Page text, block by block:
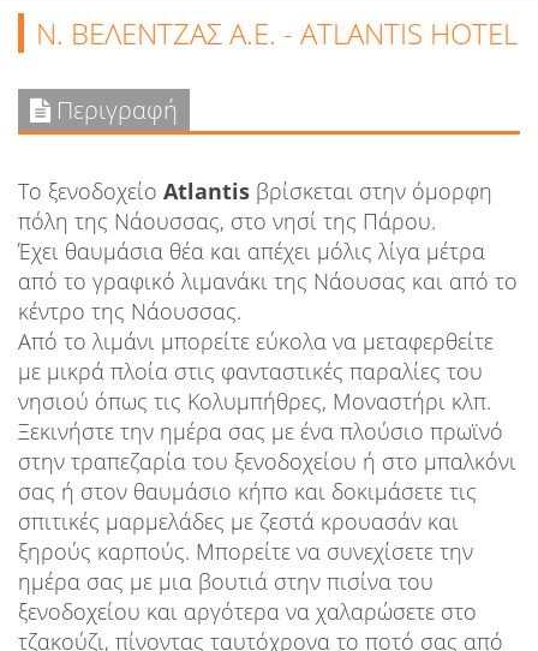
Ν. ΒΕΛΕΝΤΖΑΣ Α.Ε. - ATLANTIS HOTEL
Περιγραφή
Το ξενοδοχείο Αtlantis βρίσκεται στην όμορφη
πόλη της Νάουσσας, στο νησί της Πάρου.
Έχει θαυμάσια θέα και απέχει μόλις λίγα μέτρα
από το γραφικό λιμανάκι της Νάουσας και από το
κέντρο της Νάουσσας.
Από το λιμάνι μπορείτε εύκολα να μεταφερθείτε
με μικρά πλοία στις φανταστικές παραλίες του
νησιού όπως τις Κολυμπήθρες, Μοναστήρι κλπ.
Ξεκινήστε την ημέρα σας με ένα πλούσιο πρωϊνό
στην τραπεζαρία του ξενοδοχείου ή στο μπαλκόνι
σας ή στον θαυμάσιο κήπο και δοκιμάσετε τις
σπιτικές μαρμελάδες με ζεστά κρουασάν και
ξηρούς καρπούς. Μπορείτε να συνεχίσετε την
ημέρα σας με μια βουτιά στην πισίνα του
ξενοδοχείου και αργότερα να χαλαρώσετε στο
τζακούζι, πίνοντας ταυτόχρονα το ποτό σας από